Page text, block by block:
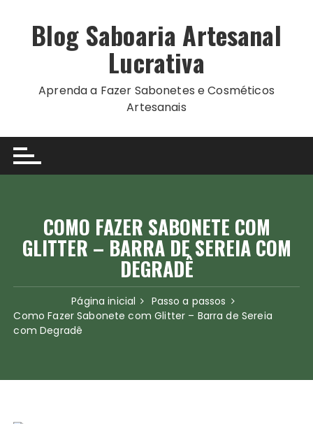
Blog Saboaria Artesanal
Lucrativa
Aprenda a Fazer Sabonetes e Cosméticos
Artesanais
COMO FAZER SABONETE COM
GLITTER – BARRA DE SEREIA COM
DEGRADÊ
Página inicial
Passo a passos
Como Fazer Sabonete com Glitter – Barra de Sereia
com Degradê